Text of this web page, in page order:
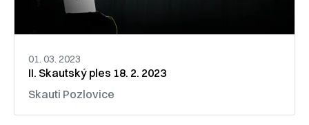
01. 03. 2023
II. Skautský ples 18. 2. 2023
Skauti Pozlovice